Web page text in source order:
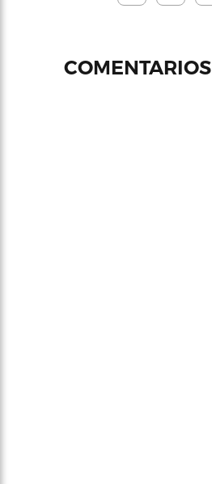
COMENTARIOS